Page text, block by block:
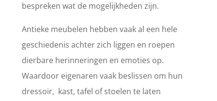
bespreken wat de mogelijkheden zijn.
Antieke meubelen hebben vaak al een hele
geschiedenis achter zich liggen en roepen
dierbare herinneringen en emoties op.
Waardoor eigenaren vaak beslissen om hun
dressoir, kast, tafel of stoelen te laten